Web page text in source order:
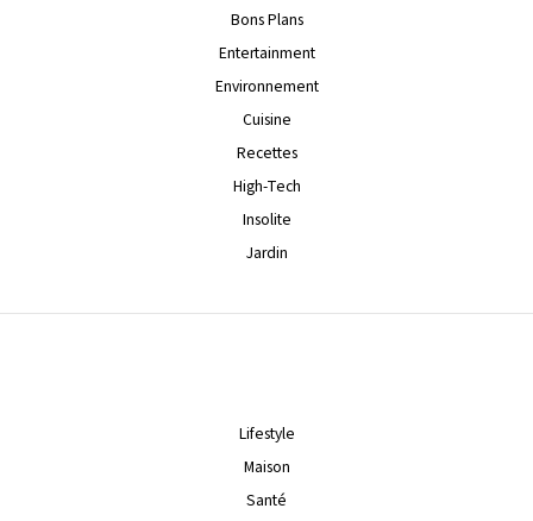
Bons Plans
Entertainment
Environnement
Cuisine
Recettes
High-Tech
Insolite
Jardin
Lifestyle
Maison
Santé